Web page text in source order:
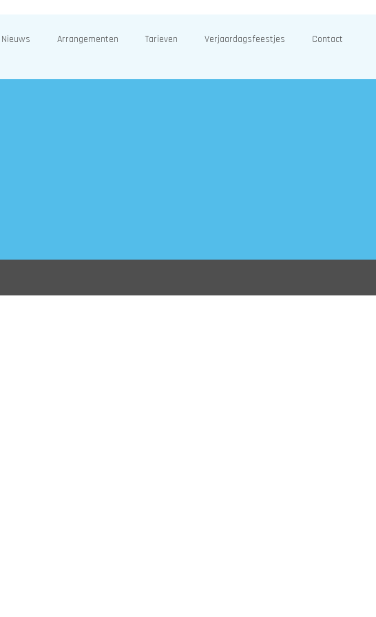
Nieuws Arrangementen Tarieven Verjaardagsfeestjes Contact